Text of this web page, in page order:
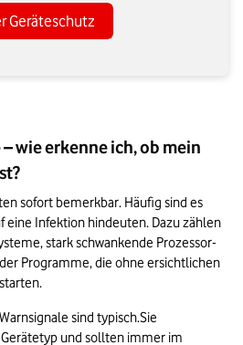
Geräteschutz
wie erkenne ich, ob mein
sofort bemerkbar. Häufig sind es
eine Infektion hindeuten. Dazu zählen
stark schwankende Prozessor-
Programme, die ohne ersichtlichen
sind typisch.Sie
und sollten immer im